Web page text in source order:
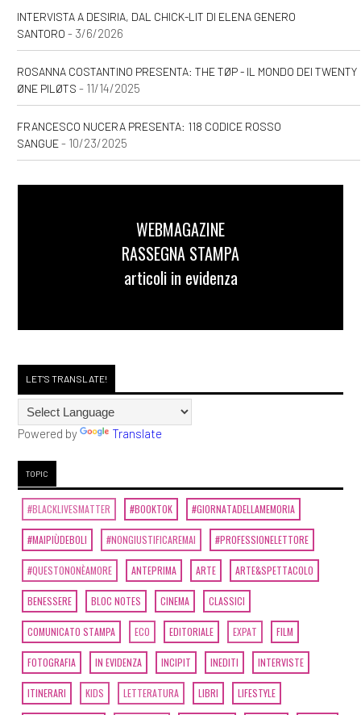
INTERVISTA A DESIRIA, DAL CHICK-LIT DI ELENA GENERO
SANTORO - 3/6/2026
ROSANNA COSTANTINO PRESENTA: THE TØP - IL MONDO DEI TWENTY
ØNE PILØTS - 11/14/2025
FRANCESCO NUCERA PRESENTA: 118 CODICE ROSSO
SANGUE- 10/23/2025
WEBMAGAZINE
RASSEGNA STAMPA
articoli in evidenza
LET'S TRANSLATE!
Powered by Translate
TOPIC
#BLACKLIVESMATTER #BOOKTOK #GIORNATADELLAMEMORIA
#MAIPIÙDEBOLI #NONGIUSTIFICAREMAI #PROFESSIONELETTORE
#QUESTONONÈAMORE ANTEPRIMA ARTE ARTE&SPETTACOLO
BENESSERE BLOC NOTES CINEMA CLASSICI
COMUNICATO STAMPA ECO EDITORIALE EXPAT FILM
FOTOGRAFIA IN EVIDENZA INCIPIT INEDITI INTERVISTE
ITINERARI KIDS LETTERATURA LIBRI LIFESTYLE